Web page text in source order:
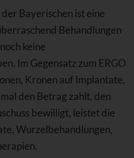
der Bayerischen ist eine
Behandlungen
keine
Im Gegensatz zum ERGO
Kronen auf Implantate,
den Betrag zahlt, den
bewilligt, leistet die
Wurzelbehandlungen,